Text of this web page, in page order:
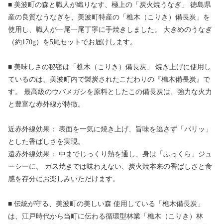
■ 美波町の森と職人が織りなす、極上の「炭火焼うなぎ」 徳島県
産の良質なうなぎを、美波町特産の「樵木（こりき）備長炭」を
使用し、職人が一尾一尾丁寧に手焼きしました。 大きめのうなぎ
（約170g）を5尾セットでお届けします。
■ 美味しさの秘密は「樵木（こりき）備長炭」 焼き上げに使用し
ているのは、美波町内で製炭されたこだわりの『樵木備長炭』で
す。 最高級のウバメガシを原料としたこの備長炭は、強力な火力
と豊富な赤外線が特徴。
近赤外線効果： 表面を一気に焼き上げ、旨味を逃さず「パリッ」
とした香ばしさを実現。
遠赤外線効果： 中までじっくり熱を通し、身は「ふっくら」ジュ
ーシーに。 ガス焼きでは味わえない、炭火焼本来の香ばしさと食
感を存分にお楽しみいただけます。
■ 伝統が守る、美波町の美しい森 使用している「樵木備長炭」
は、江戸時代から当町に伝わる循環型林業「樵木（こりき）林